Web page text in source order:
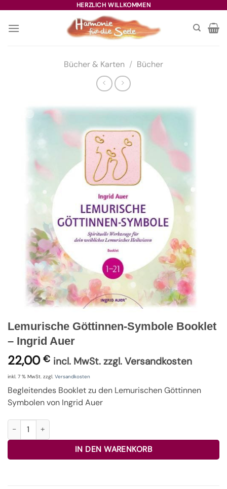
springen
HERZLICH WILLKOMMEN
Bücher & Karten / Bücher
Lemurische Göttinnen-Symbole Booklet
– Ingrid Auer
22,00 € incl. MwSt. zzgl. Versandkosten
inkl. 7 % MwSt. zzgl. Versandkosten
Begleitendes Booklet zu den Lemurischen Göttinnen
Symbolen von Ingrid Auer
Lemurische Göttinnen-Symbole Booklet - Ingrid Auer Menge
IN DEN WARENKORB